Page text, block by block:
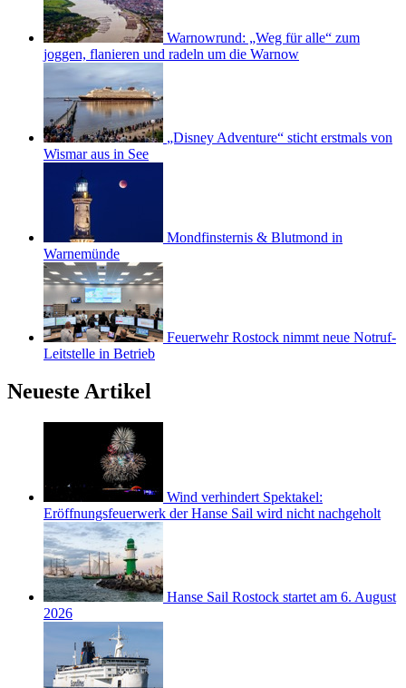
Warnowrund: „Weg für alle“ zum
joggen, flanieren und radeln um die Warnow
„Disney Adventure“ sticht erstmals von
Wismar aus in See
Mondfinsternis & Blutmond in
Warnemünde
Feuerwehr Rostock nimmt neue Notruf-
Leitstelle in Betrieb
Neueste Artikel
Wind verhindert Spektakel:
Eröffnungsfeuerwerk der Hanse Sail wird nicht nachgeholt
Hanse Sail Rostock startet am 6. August
2026